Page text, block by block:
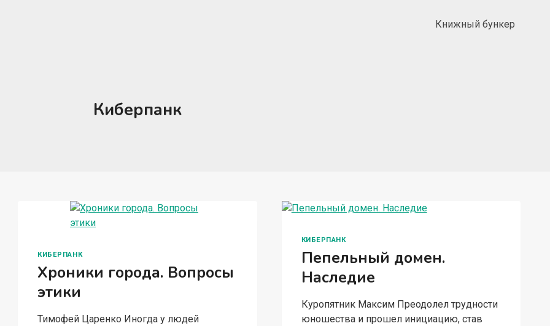
Книжный бункер
Киберпанк
КИБЕРПАНК
Хроники города. Вопросы
этики
Тимофей Царенко Иногда у людей
КИБЕРПАНК
Пепельный домен.
Наследие
Куропятник Максим Преодолел трудности
юношества и прошел инициацию, став